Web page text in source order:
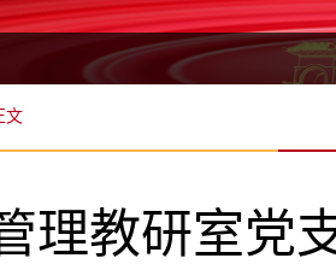
文
理教研室党